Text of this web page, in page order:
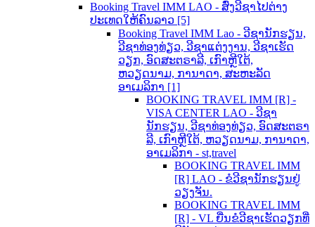
Booking Travel IMM LAO - ສົ່ງວີຊາໄປຕ່າງ
ປະເທດໃຫ້ຄົນລາວ [5]
Booking Travel IMM Lao - ວີຊານັກຮຽນ,
ວີຊາທ່ອງທ່ຽວ, ວີຊາແຕ່ງງານ, ວີຊາເຮັດ
ວຽກ, ອົດສະຕຣາລີ, ເກົາຫຼີໃຕ້,
ຫວຽດນາມ, ການາດາ, ສະຫະລັດ
ອາເມລິກາ [1]
BOOKING TRAVEL IMM [R] -
VISA CENTER LAO - ວີຊາ
ນັກຮຽນ, ວີຊາທ່ອງທ່ຽວ, ອົດສະຕຣາ
ລີ, ເກົາຫຼີໃຕ້, ຫວຽດນາມ, ການາດາ,
ອາເມລິກາ - st,travel
BOOKING TRAVEL IMM
[R] LAO - ຂໍວີຊານັກຮຽນຢູ່
ວຽງຈັນ.
BOOKING TRAVEL IMM
[R] - VL ຍື່ນຂໍວີຊາເຮັດວຽກທີ່